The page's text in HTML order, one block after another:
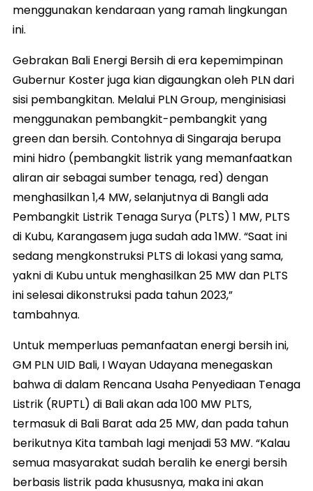
menggunakan kendaraan yang ramah lingkungan
ini.
Gebrakan Bali Energi Bersih di era kepemimpinan
Gubernur Koster juga kian digaungkan oleh PLN dari
sisi pembangkitan. Melalui PLN Group, menginisiasi
menggunakan pembangkit-pembangkit yang
green dan bersih. Contohnya di Singaraja berupa
mini hidro (pembangkit listrik yang memanfaatkan
aliran air sebagai sumber tenaga, red) dengan
menghasilkan 1,4 MW, selanjutnya di Bangli ada
Pembangkit Listrik Tenaga Surya (PLTS) 1 MW, PLTS
di Kubu, Karangasem juga sudah ada 1MW. “Saat ini
sedang mengkonstruksi PLTS di lokasi yang sama,
yakni di Kubu untuk menghasilkan 25 MW dan PLTS
ini selesai dikonstruksi pada tahun 2023,”
tambahnya.
Untuk memperluas pemanfaatan energi bersih ini,
GM PLN UID Bali, I Wayan Udayana menegaskan
bahwa di dalam Rencana Usaha Penyediaan Tenaga
Listrik (RUPTL) di Bali akan ada 100 MW PLTS,
termasuk di Bali Barat ada 25 MW, dan pada tahun
berikutnya Kita tambah lagi menjadi 53 MW. “Kalau
semua masyarakat sudah beralih ke energi bersih
berbasis listrik pada khususnya, maka ini akan